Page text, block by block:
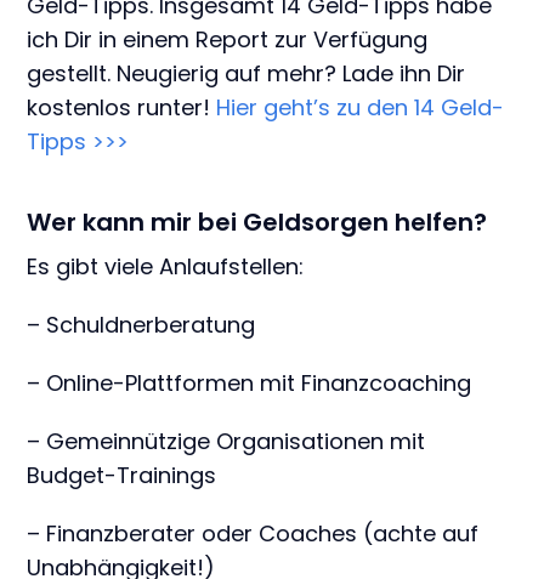
ich Dir in einem Report zur Verfügung
gestellt. Neugierig auf mehr? Lade ihn Dir
kostenlos runter! Hier geht’s zu den 14 Geld-
Tipps >>>
Wer kann mir bei Geldsorgen helfen?
Es gibt viele Anlaufstellen:
– Schuldnerberatung
– Online-Plattformen mit Finanzcoaching
– Gemeinnützige Organisationen mit
Budget-Trainings
– Finanzberater oder Coaches (achte auf
Unabhängigkeit!)